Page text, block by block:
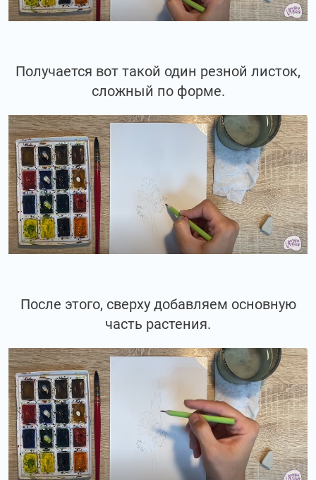
Получается вот такой один резной листок,
сложный по форме.
После этого, сверху добавляем основную
часть растения.